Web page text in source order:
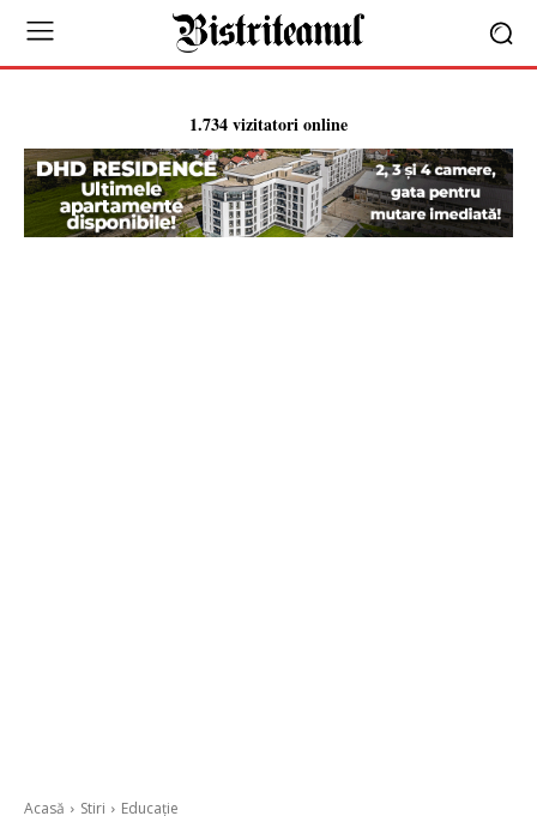
1.734 vizitatori online
Acasă Stiri Educație